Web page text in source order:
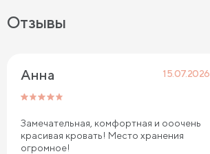
Отзывы
Анна 15.07.2026
Замечательная, комфортная и ооочень
красивая кровать! Место хранения
огромное!